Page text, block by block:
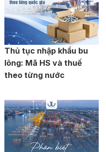
Thủ tục nhập khẩu bu
lông: Mã HS và thuế
theo từng nước